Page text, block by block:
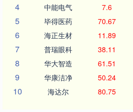
4 中能电气 7.6
5 毕得医药 70.67
6 海正生材 11.89
7 普瑞眼科 38.11
8 华大智造 61.51
9 华康洁净 50.24
10 海达尔 80.75